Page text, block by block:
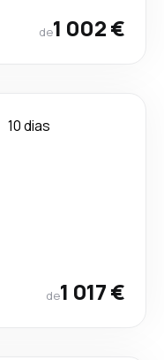
de1 002 €
10 dias
de1 017 €